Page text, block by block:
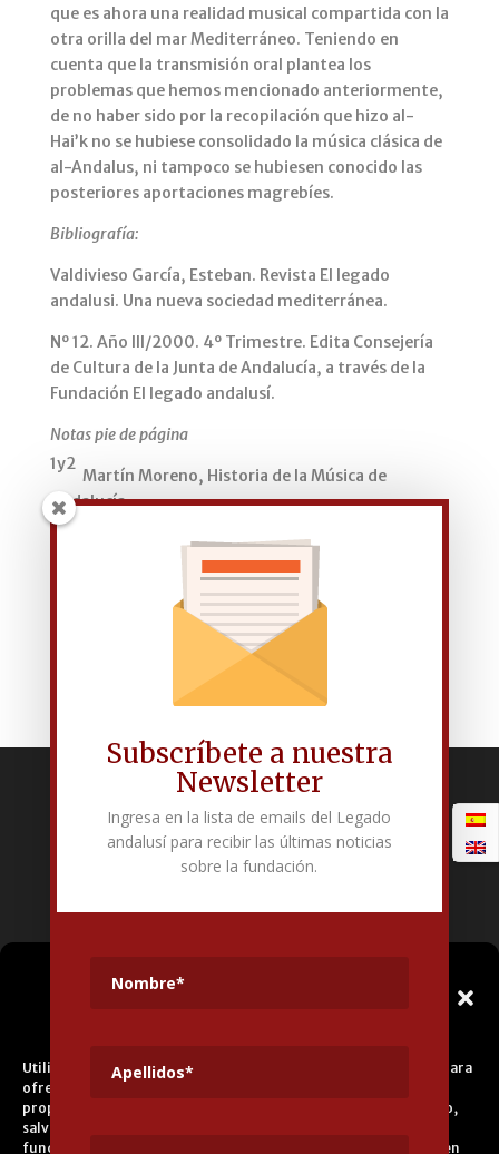
Gestionar el
Utilizamos cookies propias y de terceros para fines analíticos y para
ofrecerle servicios adecuados a su perfil, así como publicidad
propia y de terceros. La base de tratamiento es el consentimiento,
salvo en el caso de las cookies imprescindibles para el correcto
funcionamiento del sitio web. Puede obtener más información en
que es ahora una realidad musical compartida con la
otra orilla del mar Mediterráneo. Teniendo en
cuenta que la transmisión oral plantea los
problemas que hemos mencionado anteriormente,
de no haber sido por la recopilación que hizo al-
Hai’k no se hubiese consolidado la música clásica de
al-Andalus, ni tampoco se hubiesen conocido las
posteriores aportaciones magrebíes.
Bibliografía:
Valdivieso García, Esteban. Revista El legado
andalusi. Una nueva sociedad mediterránea.
Nº 12. Año III/2000. 4º Trimestre. Edita Consejería
de Cultura de la Junta de Andalucía, a través de la
Fundación El legado andalusí.
Notas pie de página
1y2
Martín Moreno, Historia de la Música de
Andalucía.
Esteban Valdivieso García, musicólogo.
Edificio Corral del Carbón. Calle Mariana Pineda s/n. E-18009 –
Subscríbete a nuestra
Newsletter
Ingresa en la lista de emails del Legado
andalusí para recibir las últimas noticias
sobre la fundación.